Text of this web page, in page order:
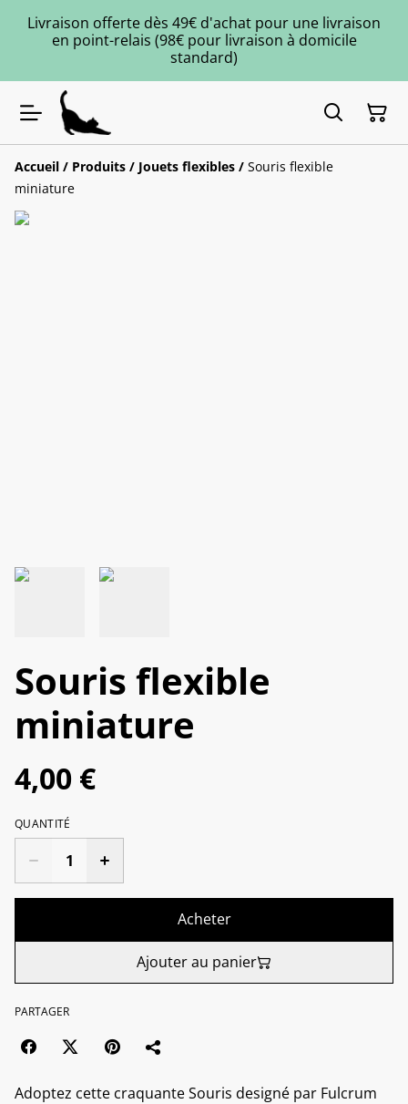
Livraison offerte dès 49€ d'achat pour une livraison
en point-relais (98€ pour livraison à domicile
standard)
Accueil / Produits / Jouets flexibles / Souris flexible
miniature
Souris flexible
miniature
4,00 €
QUANTITÉ
Acheter
Ajouter au panier
PARTAGER
Adoptez cette craquante Souris designé par Fulcrum